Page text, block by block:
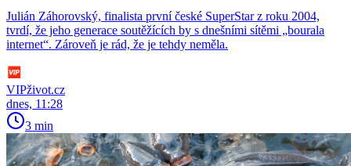
Julián Záhorovský, finalista první české SuperStar z roku 2004,
tvrdí, že jeho generace soutěžících by s dnešními sítěmi „bourala
internet“. Zároveň je rád, že je tehdy neměla.
VIPživot.cz
dnes, 11:28
3 min